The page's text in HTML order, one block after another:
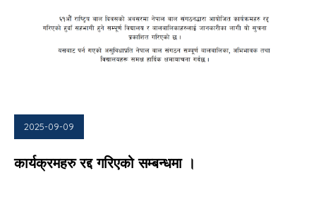
2025-09-09
कार्यक्रमहरु रद्द गरिएको सम्बन्धमा ।